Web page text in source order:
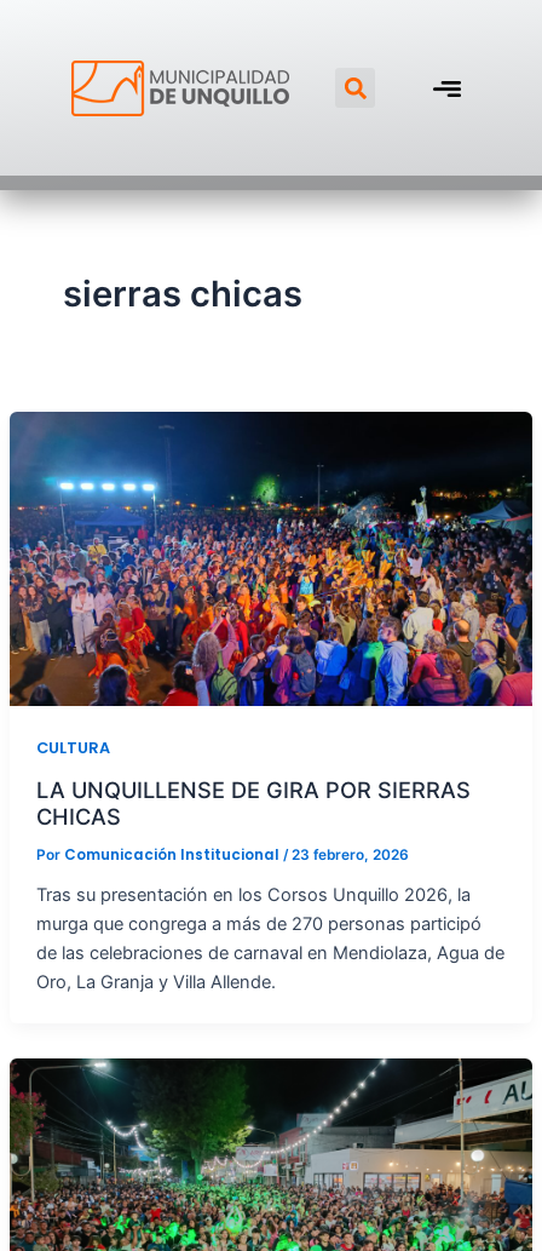
contenido
Search
sierras chicas
CULTURA
LA UNQUILLENSE DE GIRA POR SIERRAS
CHICAS
Por Comunicación Institucional /23 febrero, 2026
Tras su presentación en los Corsos Unquillo 2026, la
murga que congrega a más de 270 personas participó
de las celebraciones de carnaval en Mendiolaza, Agua de
Oro, La Granja y Villa Allende.